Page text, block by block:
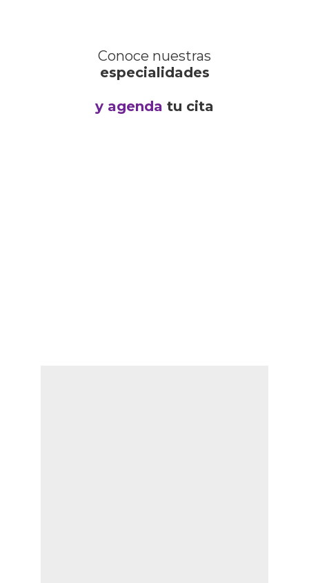
Conoce nuestras
especialidades
y agenda tu cita